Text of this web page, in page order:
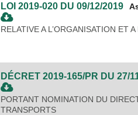
LOI 2019-020 DU 09/12/2019
RELATIVE A L’ORGANISATION ET
DÉCRET 2019-165/PR DU 27/
PORTANT NOMINATION DU
TRANSPORTS